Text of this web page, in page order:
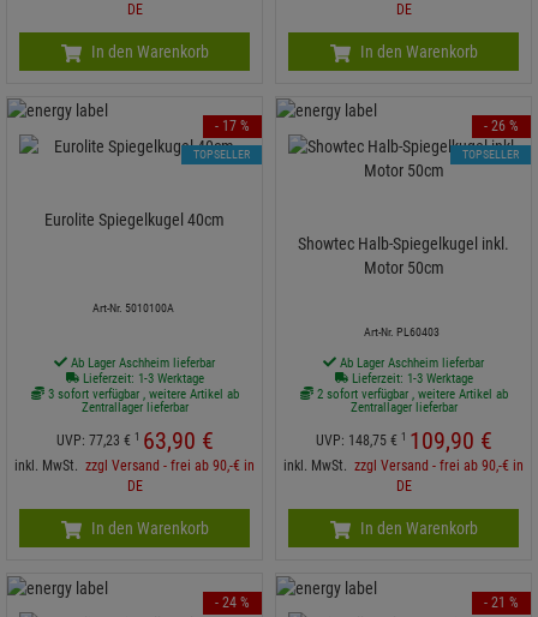
DE
In den Warenkorb
DE
In den Warenkorb
Eurolite Spiegelkugel 40cm
Art-Nr. 5010100A
Ab Lager Aschheim lieferbar
Lieferzeit: 1-3 Werktage
3 sofort verfügbar , weitere Artikel ab
Zentrallager lieferbar
UVP: 77,23 € 1 63,90 €
inkl. MwSt. zzgl Versand - frei ab 90,-€ in
DE
- 17 %
TOPSELLER
In den Warenkorb
Showtec Halb-Spiegelkugel inkl.
Motor 50cm
Art-Nr. PL60403
Ab Lager Aschheim lieferbar
Lieferzeit: 1-3 Werktage
2 sofort verfügbar , weitere Artikel ab
Zentrallager lieferbar
UVP: 148,75 € 1 109,90 €
inkl. MwSt. zzgl Versand - frei ab 90,-€ in
DE
- 26 %
TOPSELLER
In den Warenkorb
- 24 % - 21 %